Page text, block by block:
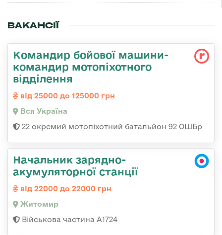
ВАКАНСІЇ
Командир бойової машини-
командир мотопіхотного
відділення
від 25000 до 125000 грн
Вся Україна
22 окремий мотопіхотний батальйон 92 ОШБр
Начальник зарядно-
акумуляторної станції
від 22000 до 22000 грн
Житомир
Військова частина А1724